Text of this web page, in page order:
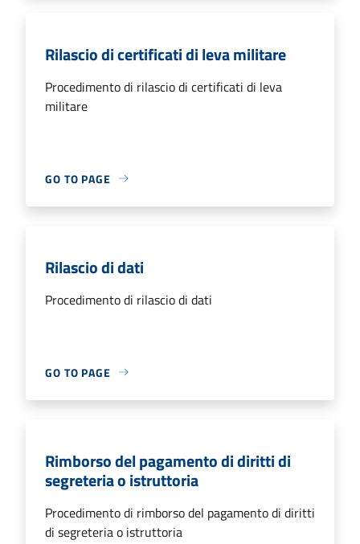
Rilascio di certificati di leva militare
Procedimento di rilascio di certificati di leva
militare
GO TO PAGE
Rilascio di dati
Procedimento di rilascio di dati
GO TO PAGE
Rimborso del pagamento di diritti di
segreteria o istruttoria
Procedimento di rimborso del pagamento di diritti
di segreteria o istruttoria